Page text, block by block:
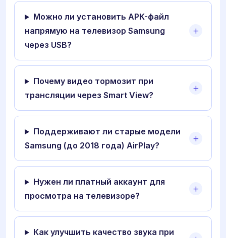
Можно ли установить APK-файл
напрямую на телевизор Samsung
через USB?
Почему видео тормозит при
трансляции через Smart View?
Поддерживают ли старые модели
Samsung (до 2018 года) AirPlay?
Нужен ли платный аккаунт для
просмотра на телевизоре?
Как улучшить качество звука при